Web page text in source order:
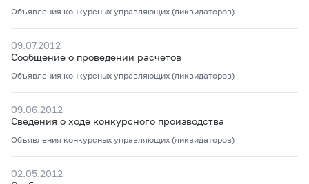
Объявления конкурсных управляющих (ликвидаторов)
09.07.2012
Сообщение о проведении расчетов
Объявления конкурсных управляющих (ликвидаторов)
09.06.2012
Сведения о ходе конкурсного производства
Объявления конкурсных управляющих (ликвидаторов)
02.05.2012